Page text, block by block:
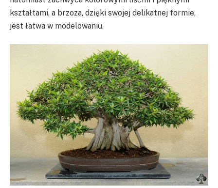
kształtami, a brzoza, dzięki swojej delikatnej formie,
jest łatwa w modelowaniu.